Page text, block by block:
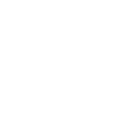
keine Option eingegeben.